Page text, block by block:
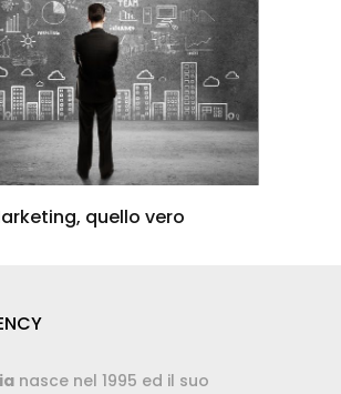
quello vero
nasce nel 1995 ed il suo